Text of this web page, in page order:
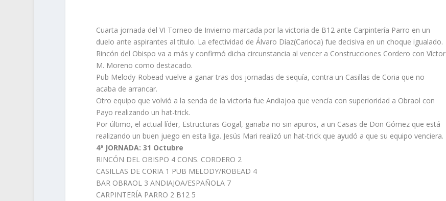
Cuarta jornada del VI Torneo de Invierno marcada por la victoria de B12 ante Carpintería Parro en un
duelo ante aspirantes al título. La efectividad de Álvaro Díaz(Carioca) fue decisiva en un choque igualado.
Rincón del Obispo va a más y confirmó dicha circunstancia al vencer a Construcciones Cordero con Víctor
M. Moreno como destacado.
Pub Melody-Robead vuelve a ganar tras dos jornadas de sequía, contra un Casillas de Coria que no
acaba de arrancar.
Otro equipo que volvió a la senda de la victoria fue Andiajoa que vencía con superioridad a Obraol con
Payo realizando un hat-trick.
Por último, el actual líder, Estructuras Gogal, ganaba no sin apuros, a un Casas de Don Gómez que está
realizando un buen juego en esta liga. Jesús Mari realizó un hat-trick que ayudó a que su equipo venciera.
4ª JORNADA: 31 Octubre
RINCÓN DEL OBISPO 4 CONS. CORDERO 2
CASILLAS DE CORIA 1 PUB MELODY/ROBEAD 4
BAR OBRAOL 3 ANDIAJOA/ESPAÑOLA 7
CARPINTERÍA PARRO 2 B12 5